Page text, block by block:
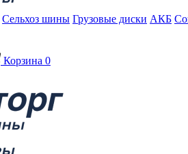
Сельхоз шины Грузовые диски АКБ
Корзина 0